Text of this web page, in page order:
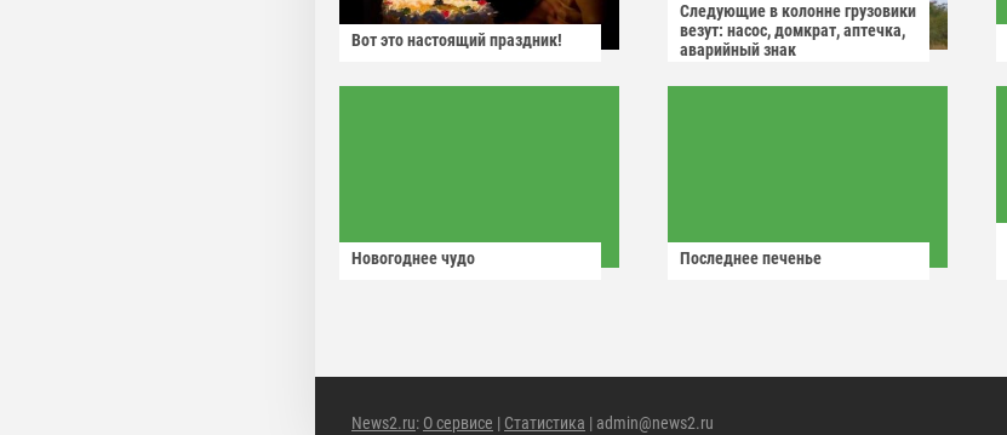
Вот это настоящий праздник!
Следующие в колонне грузовики
везут: насос, домкрат, аптечка,
аварийный знак
Новогоднее чудо Последнее печенье
News2.ru: О сервисе | Статистика | admin@news2.ru